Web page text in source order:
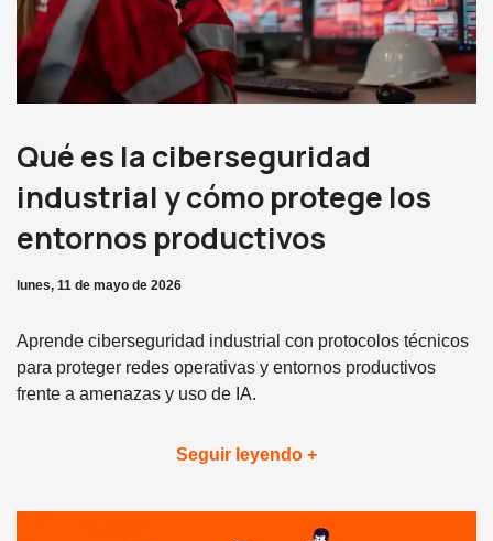
Qué es la ciberseguridad
industrial y cómo protege los
entornos productivos
lunes, 11 de mayo de 2026
Aprende ciberseguridad industrial con protocolos técnicos
para proteger redes operativas y entornos productivos
frente a amenazas y uso de IA.
Seguir leyendo +